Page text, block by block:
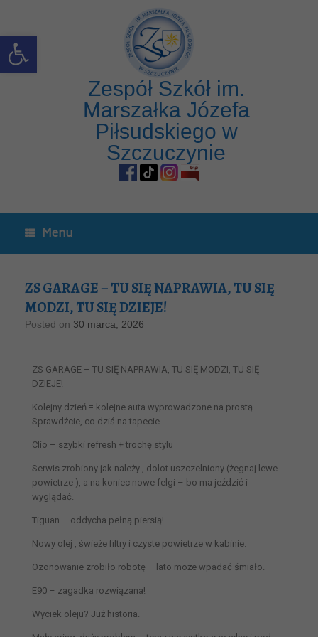
Open toolbar
Zespół Szkół im.
Marszałka Józefa
Piłsudskiego w
Szczuczynie
Menu
ZS GARAGE – TU SIĘ NAPRAWIA, TU SIĘ
MODZI, TU SIĘ DZIEJE!
Posted on 30 marca, 2026
ZS GARAGE – TU SIĘ NAPRAWIA, TU SIĘ MODZI, TU SIĘ
DZIEJE!
Kolejny dzień = kolejne auta wyprowadzone na prostą
Sprawdźcie, co dziś na tapecie.
Clio – szybki refresh + trochę stylu
Serwis zrobiony jak należy , dolot uszczelniony (żegnaj lewe
powietrze ), a na koniec nowe felgi – bo ma jeździć i
wyglądać.
Tiguan – oddycha pełną piersią!
Nowy olej , świeże filtry i czyste powietrze w kabinie.
Ozonowanie zrobiło robotę – lato może wpadać śmiało.
E90 – zagadka rozwiązana!
Wyciek oleju? Już historia.